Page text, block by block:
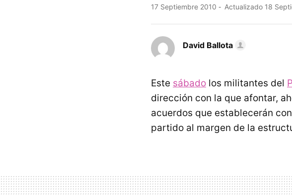
17 Septiembre 2010 Actualizado 18
David Ballota
Este sábado los militantes del
dirección con la que afontar,
acuerdos que establecerán
partido al margen de la